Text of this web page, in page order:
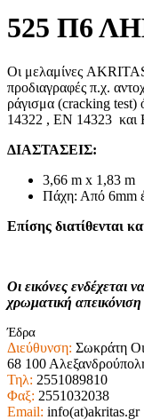
525 Π6
Οι μελαμίνες
προδιαγραφές π.χ.
ράγισμα (cracking test)
14322 , EN 14323 και
ΔΙΑΣΤΑΣΕΙΣ:
3,66 m x 1,83 m
Πάχη: Από 6mm
Επίσης διατίθενται
Οι εικόνες ενδέχεται
χρωματική
Έδρα
Διεύθυνση: Σωκράτη
68 100
Τηλ: 2551089810
Φαξ: 2551032038
Email: info(at)akritas.gr